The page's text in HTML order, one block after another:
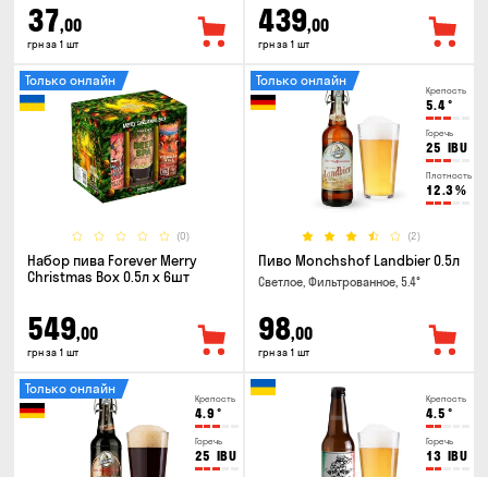
37,00
грн за 1 шт
439,00
грн за 1 шт
(0)
Только онлайн
Набор пива Forever Merry
Christmas Box 0.5л x 6шт
549,00
грн за 1 шт
Крепость
5.4°
Горечь
25 IBU
Плотность
12.3%
(2)
Только онлайн
Пиво Monchshof Landbier 0.5л
Светлое, Фильтрованное, 5.4°
98,00
грн за 1 шт
Крепость
4.9 °
Горечь
25 IBU
Только онлайн
Крепость
4.5 °
Горечь
13 IBU